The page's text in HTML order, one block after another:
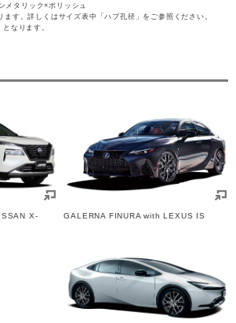
メタリック×ポリッシュ
ます。詳しくはサイズ表中「ハブ孔径」をご参照ください。
なります。
X-
GALERNA FINURA with LEXUS IS